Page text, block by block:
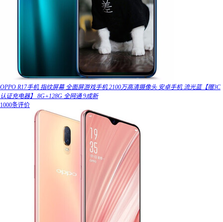
OPPO R17手机 指纹屏幕 全面屏游戏手机 2100万高清摄像头 安卓手机 流光蓝【赠3C
认证充电器】 8G+128G 全网通 9成新
1000条评价